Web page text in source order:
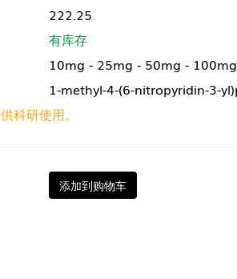
222.25
有库存
10mg - 25mg - 50mg - 100mg
1-methyl-4-(6-nitropyridin-3-
科研使用。
添加到购物车